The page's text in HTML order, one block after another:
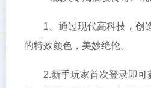
1、通过现代高科技，创
的特效颜色，美妙绝伦。
2.新手玩家首次登录即